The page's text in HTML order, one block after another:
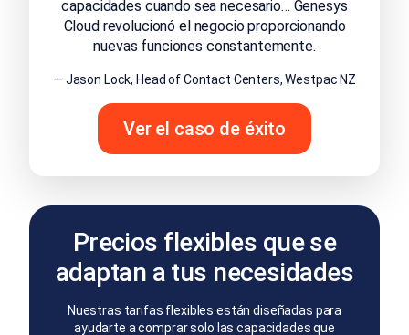
capacidades cuando sea necesario… Genesys
Cloud revolucionó el negocio proporcionando
nuevas funciones constantemente.
— Jason Lock, Head of Contact Centers, Westpac NZ
Ver el caso de éxito
Precios flexibles que se
adaptan a tus necesidades
Nuestras tarifas flexibles están diseñadas para
ayudarte a comprar solo las capacidades que